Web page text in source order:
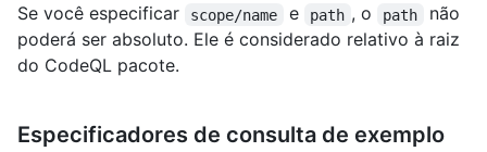
Se você especificar scope/name e path , o path
não
poderá ser absoluto. Ele é considerado relativo à raiz
do CodeQL pacote.
Especificadores de consulta de exemplo